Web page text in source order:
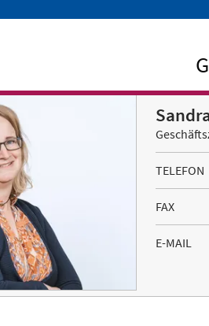
TELEFON
FAX
E-MAIL